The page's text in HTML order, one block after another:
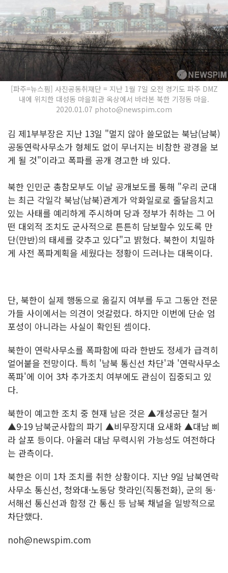
[파주=뉴스핌] 사진공동취재단 = 지난 1월 7일 오전 경기도 파주 DMZ
내에 위치한 대성동 마을회관 옥상에서 바라본 북한 기정동 마을.
2020.01.07 photo@newspim.com
김 제1부부장은 지난 13일 "멀지 않아 쓸모없는 북남(남북)
공동연락사무소가 형체도 없이 무너지는 비참한 광경을 보
게 될 것"이라고 폭파를 공개 경고한 바 있다.
북한 인민군 총참모부도 이날 공개보도를 통해 "우리 군대
는 최근 각일각 북남(남북)관계가 악화일로로 줄달음치고
있는 사태를 예리하게 주시하며 당과 정부가 취하는 그 어
떤 대외적 조치도 군사적으로 튼튼히 담보할수 있도록 만
단(만반)의 태세를 갖추고 있다"고 밝혔다. 북한이 치밀하
게 사전 폭파계획을 세웠다는 정황이 드러나는 대목이다.
단, 북한이 실제 행동으로 옮길지 여부를 두고 그동안 전문
가들 사이에서는 의견이 엇갈렸다. 하지만 이번에 단순 엄
포성이 아니라는 사실이 확인된 셈이다.
북한이 연락사무소를 폭파함에 따라 한반도 정세가 급격히
얼어붙을 전망이다. 특히 '남북 통신선 차단'과 '연락사무소
폭파'에 이어 3차 추가조치 여부에도 관심이 집중되고 있
다.
북한이 예고한 조치 중 현재 남은 것은 ▲개성공단 철거
▲9·19 남북군사합의 파기 ▲비무장지대 요새화 ▲대남 삐
라 살포 등이다. 아울러 대남 무력시위 가능성도 여전하다
는 관측이다.
북한은 이미 1차 조치를 취한 상황이다. 지난 9일 남북연락
사무소 통신선, 청와대·노동당 핫라인(직통전화), 군의 동·
서해선 통신선과 함정 간 통신 등 남북 채널을 일방적으로
차단했다.
noh@newspim.com